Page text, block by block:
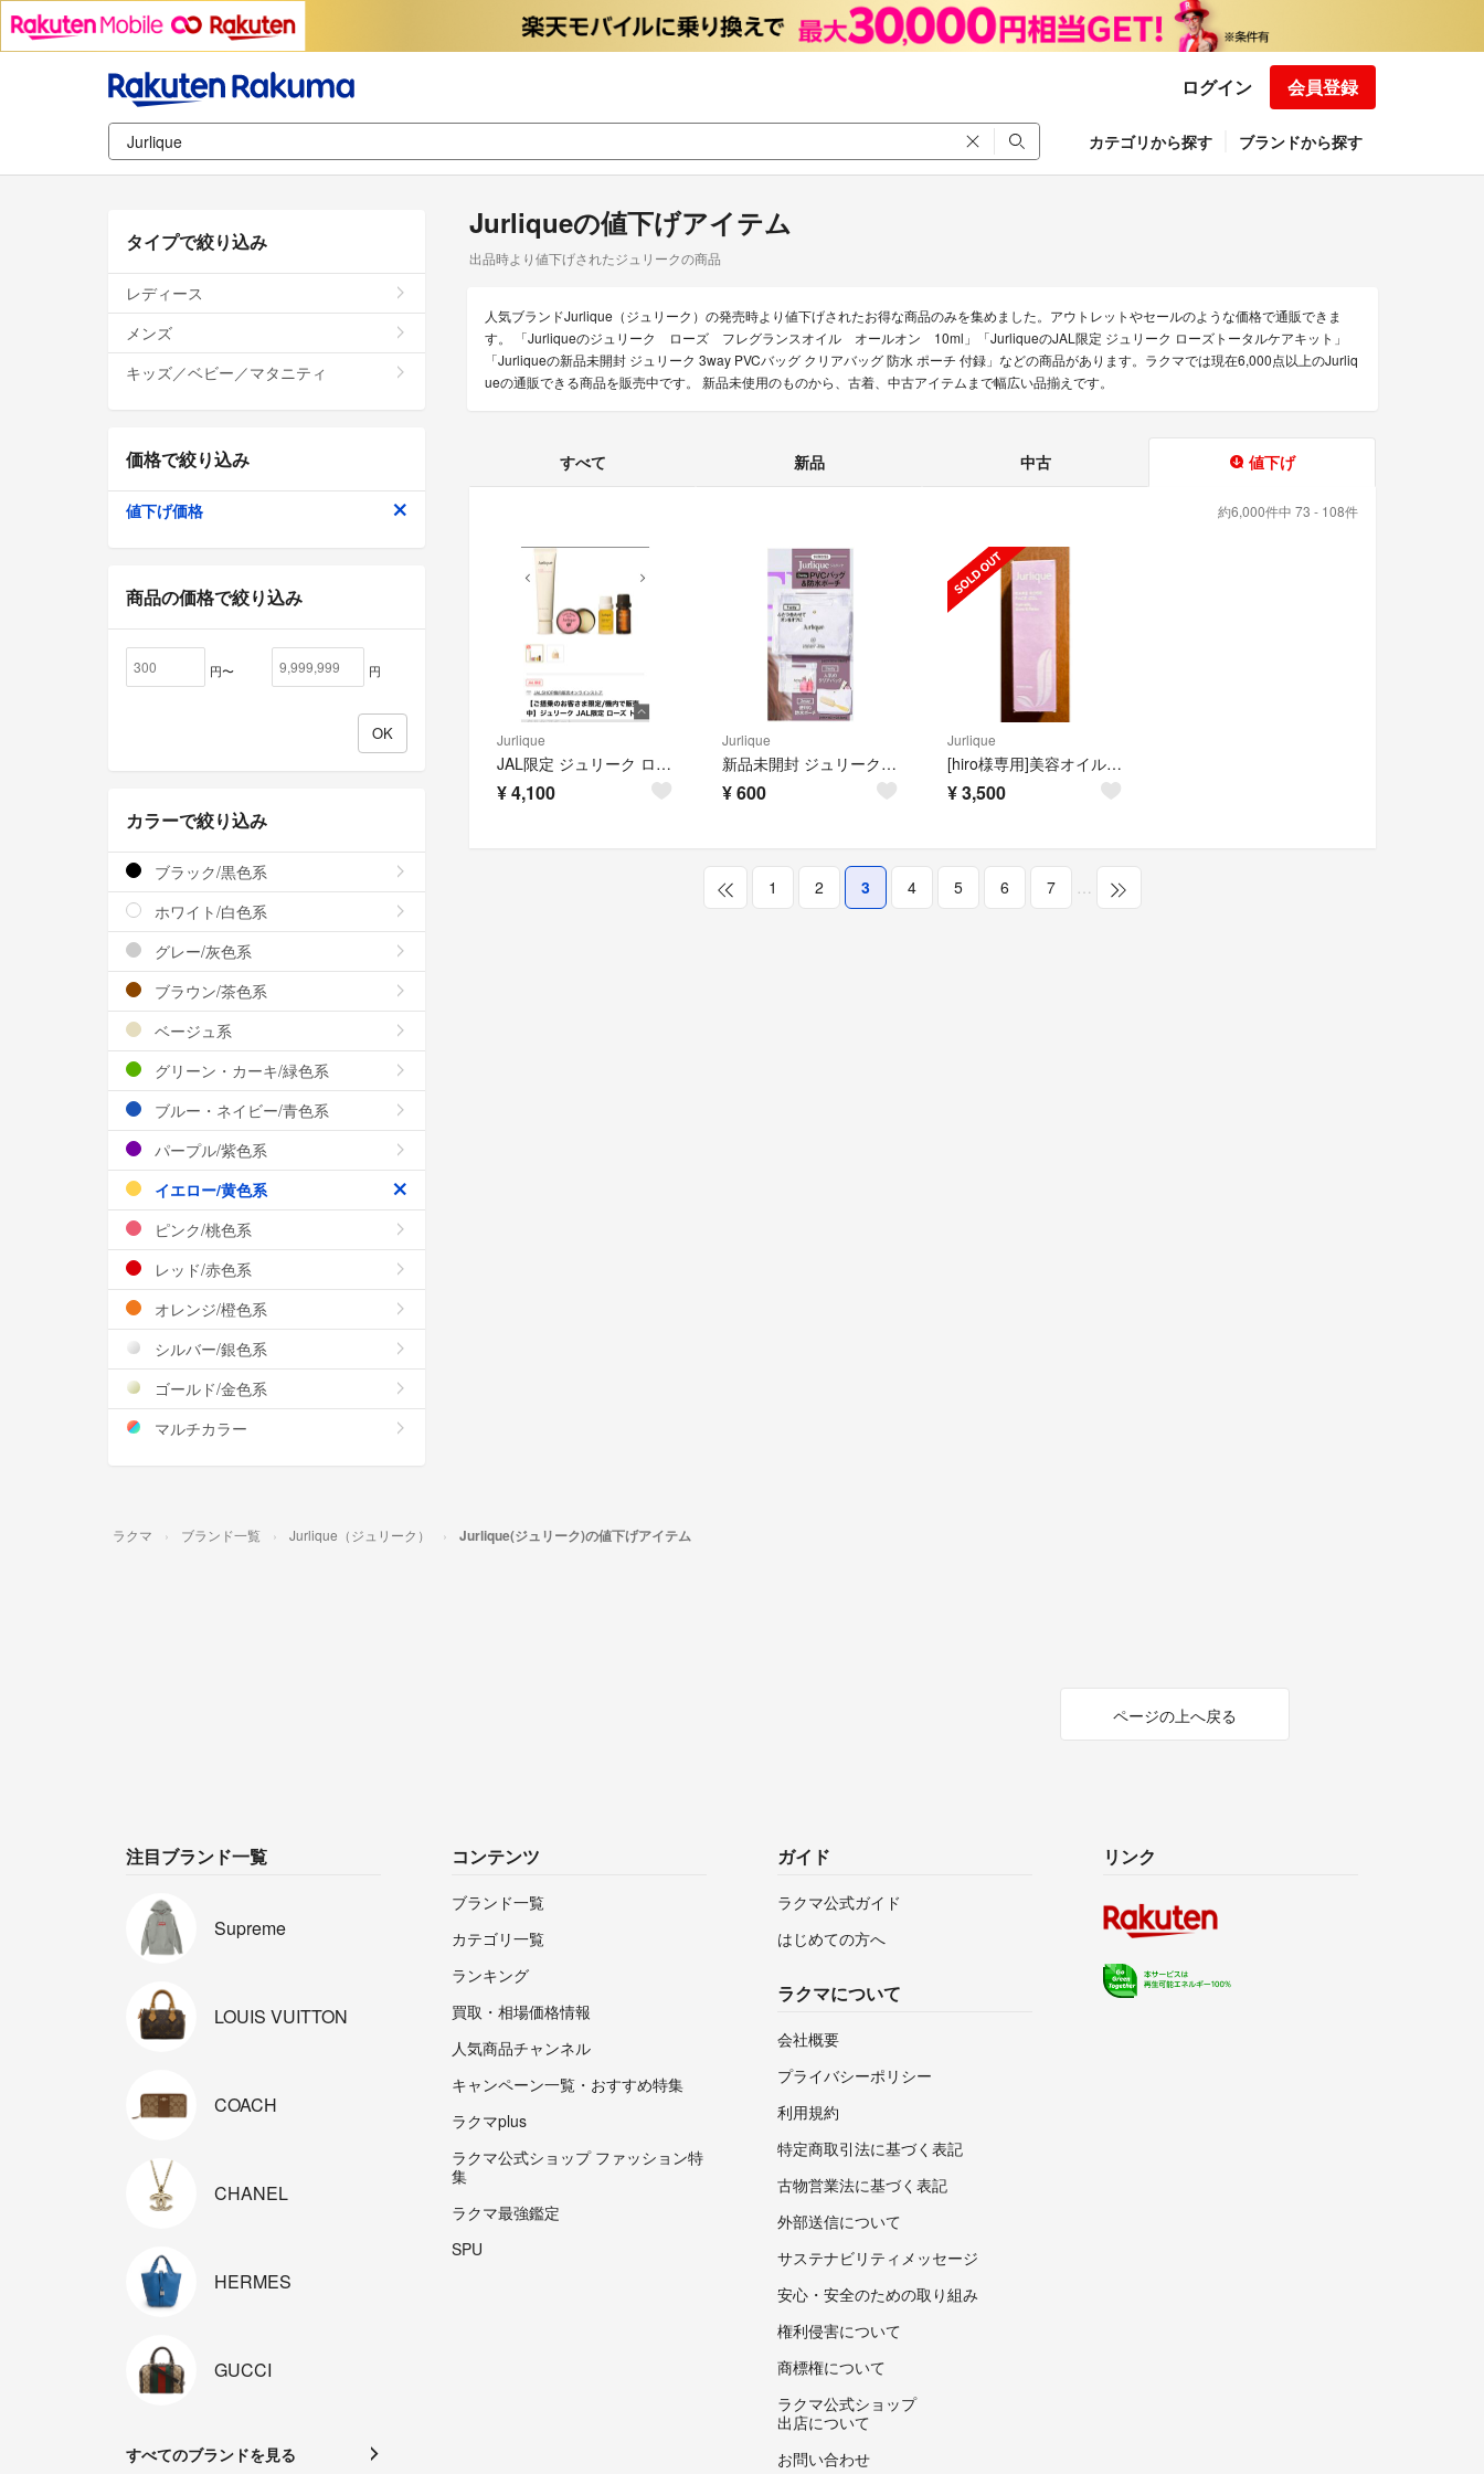
ログイン 会員登録
カテゴリから探す ブランドから探す
Jurliqueの値下げアイテム
出品時より値下げされたジュリークの商品
人気ブランドJurlique（ジュリーク）の発売時より値下げされたお得な商品のみを集めました。アウトレットやセールのような価格で通販できま
す。 「Jurliqueのジュリーク ローズ フレグランスオイル オールオン 10ml」「JurliqueのJAL限定 ジュリーク ローズトータルケアキット」
「Jurliqueの新品未開封 ジュリーク 3way PVCバッグ クリアバッグ 防水 ポーチ 付録」などの商品があります。ラクマでは現在6,000点以上のJurliq
ueの通販できる商品を販売中です。 新品未使用のものから、古着、中古アイテムまで幅広い品揃えです。
すべて 新品 中古 値下げ
約6,000件中 73 - 108件
Jurlique
JAL限定 ジュリーク ローズトータルケアキット
¥4,100
Jurlique
新品未開封 ジュリーク 3way PVCバッグ クリアバッグ 防水 ポーチ 付録
¥600
Jurlique
[hiro様専用]美容オイル ジュリーク RO フェイスオイル 30mL
¥3,500
1 2 3 4 5 6 7 …
タイプで絞り込み
レディース
メンズ
キッズ／ベビー／マタニティ
価格で絞り込み
値下げ価格
商品の価格で絞り込み
円〜 円
カラーで絞り込み
ブラック/黒色系
ホワイト/白色系
グレー/灰色系
ブラウン/茶色系
ベージュ系
グリーン・カーキ/緑色系
ブルー・ネイビー/青色系
パープル/紫色系
イエロー/黄色系
ピンク/桃色系
レッド/赤色系
オレンジ/橙色系
シルバー/銀色系
ゴールド/金色系
マルチカラー
ラクマ ブランド一覧 Jurlique（ジュリーク） Jurlique(ジュリーク)の値下げアイテム
ページの上へ戻る
注目ブランド一覧
Supreme
LOUIS VUITTON
COACH
CHANEL
HERMES
GUCCI
すべてのブランドを見る
コンテンツ
ブランド一覧
カテゴリ一覧
ランキング
買取・相場価格情報
人気商品チャンネル
キャンペーン一覧・おすすめ特集
ラクマplus
ラクマ公式ショップ ファッション特
集
ラクマ最強鑑定
SPU
ガイド
ラクマ公式ガイド
はじめての方へ
ラクマについて
会社概要
プライバシーポリシー
利用規約
特定商取引法に基づく表記
古物営業法に基づく表記
外部送信について
サステナビリティメッセージ
安心・安全のための取り組み
権利侵害について
商標権について
ラクマ公式ショップ
出店について
お問い合わせ
リンク